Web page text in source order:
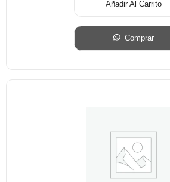
Añadir Al Carrito
Comprar